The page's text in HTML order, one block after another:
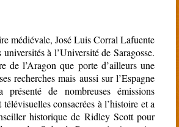
universités à l’Université de Saragosse.
de l’Aragon que porte d’ailleurs une
recherches mais aussi sur l’Espagne
de nombreuses émissions
consacrées à l’histoire et a
historique de Ridley Scott pour